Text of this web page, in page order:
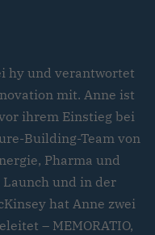
hy und verantwortet
mit. Anne ist
ihrem Einstieg bei
Building-Team von
Pharma und
und in der
hat Anne zwei
– MEMORATIO,